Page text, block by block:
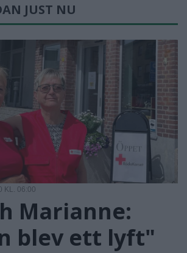
JUST NU
KL. 06:00
Marianne:
blev ett lyft"